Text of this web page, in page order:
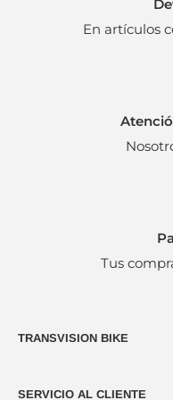
están sujetos a
incurrir en cargos
En artículos
Tus
TRANSVISION BIKE
SERVICIO AL CLIENTE